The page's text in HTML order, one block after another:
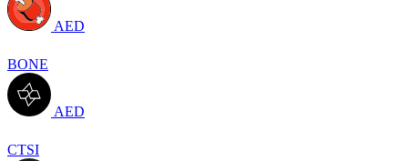
AED
BONE
AED
CTSI